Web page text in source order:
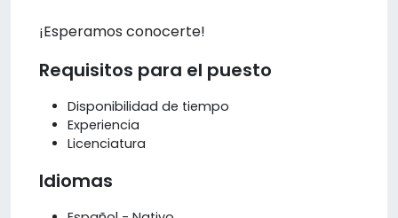
¡Esperamos conocerte!
Requisitos para el puesto
Disponibilidad de tiempo
Experiencia
Licenciatura
Idiomas